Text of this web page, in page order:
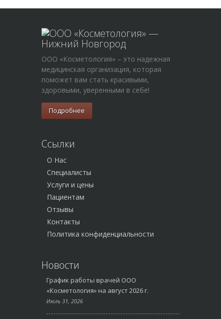
ООО «Косметология» – это надежная
медицинская организация, которая
поможет вам стать красивыми,
здоровыми, уверенными в себе!
Подробнее
Ссылки
О Нас
Специалисты
Услуги и цены
Пациентам
Отзывы
Контакты
Политика конфиденциальности
Новости
График работы врачей ООО
«Косметология» на август 2026 г.
Июль 31, 2026